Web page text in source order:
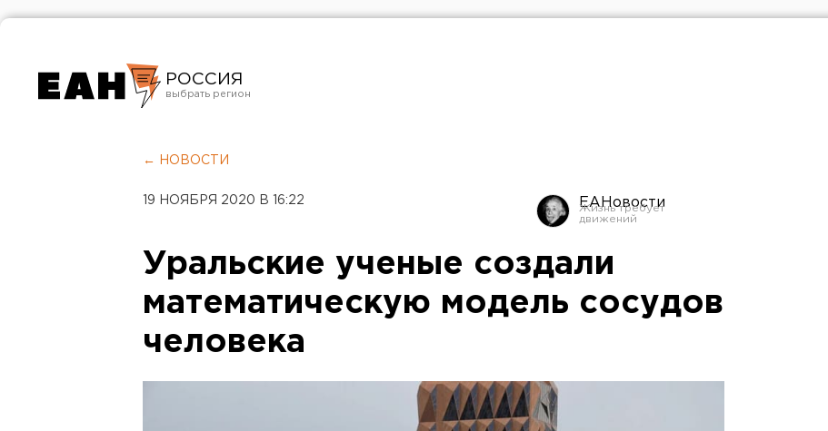
РОССИЯ
Челябинск
← НОВОСТИ
19 НОЯБРЯ 2020 В 16:22 ЕАНовости
Уральские ученые создали
математическую модель сосудов
человека